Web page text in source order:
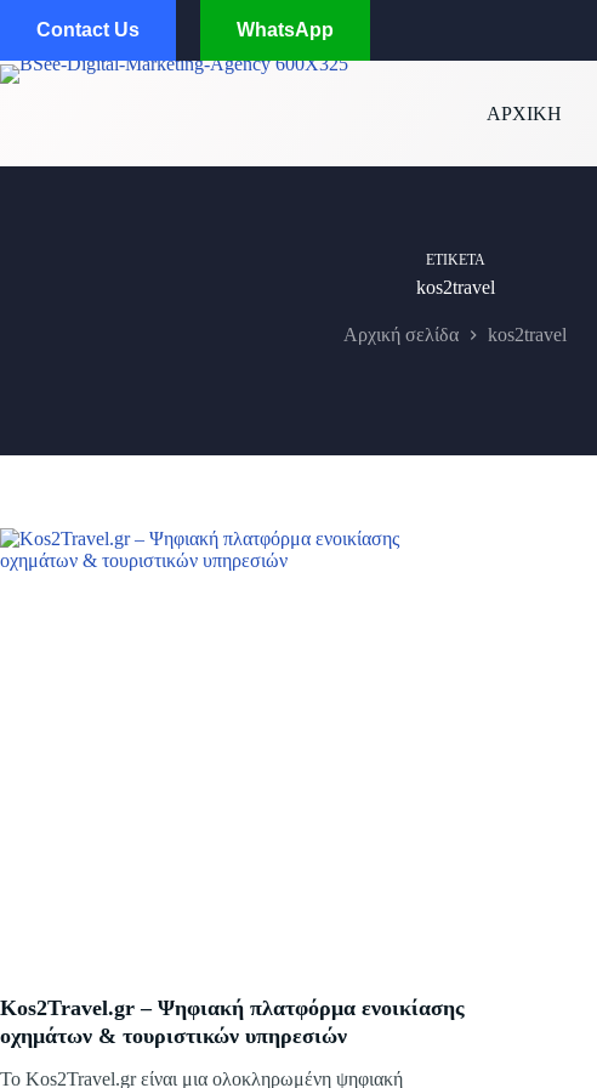
Contact Us WhatsApp
ΑΡΧΙΚΗ
ΕΤΙΚΈΤΑ
kos2travel
Αρχική σελίδα kos2travel
Kos2Travel.gr – Ψηφιακή πλατφόρμα ενοικίασης
οχημάτων & τουριστικών υπηρεσιών
Το Kos2Travel.gr είναι μια ολοκληρωμένη ψηφιακή